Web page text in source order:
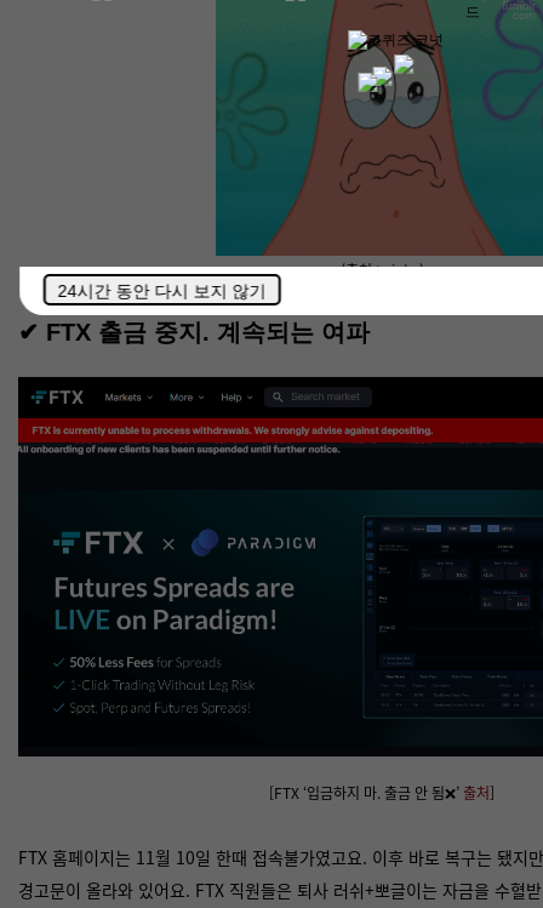
24시간 동안 다시 보지 않기
(출처 :giphy)
✔ FTX 출금 중지. 계속되는 여파
[FTX ‘입금하지 마. 출금 안 됨❌’출처]
FTX 홈페이지는 11월 10일 한때 접속불가였고요. 이후 바로 복구는 됐지
경고문이 올라와 있어요. FTX 직원들은 퇴사 러쉬+뽀글이는 자금을 수혈